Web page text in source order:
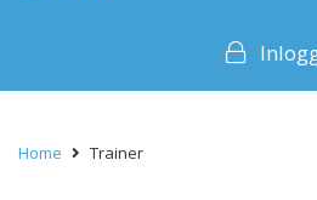
Home Trainer